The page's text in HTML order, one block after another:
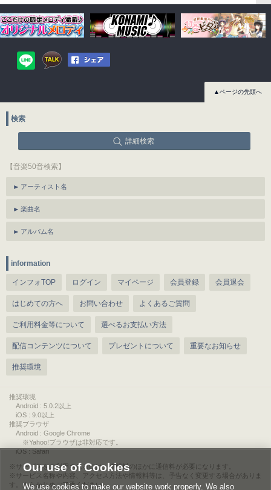
▲ページの先頭へ
検索
詳細検索
【音楽50音検索】
アーティスト名
楽曲名
アルバム名
information
インフォTOP ログイン マイページ 会員登録 会員退会
はじめての方へ お問い合わせ よくあるご質問
ご利用料金等について 選べるお支払い方法
配信コンテンツについて プレゼントについて 重要なお知らせ
推奨環境
推奨環境
Android : 5.0.2以上
iOS : 9.0以上
推奨ブラウザ
Android : Google Chrome
※Yahoo!ブラウザは非対応です。
iOS : Safari
サービスをご利用されるには、情報料のほかに通信料が必要になります。
サービス名称や内容、アクセス方法や情報料等は、予告なく変更する場合がありま
す。あらかじめご了承ください。
Our use of Cookies
We use cookies to make our website work properly. We also